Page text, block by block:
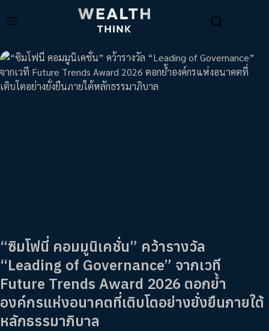
“ซิมโฟนี่ คอมมูนิเคชั่น” คว้ารางวัล
“Leading of Governance” จากเวที
Future Trends Award 2026 ตอกย้ำ
องค์กรแห่งอนาคตที่เติบโตอย่างยั่งยืนภายใต้
หลักธรรมาภิบาล